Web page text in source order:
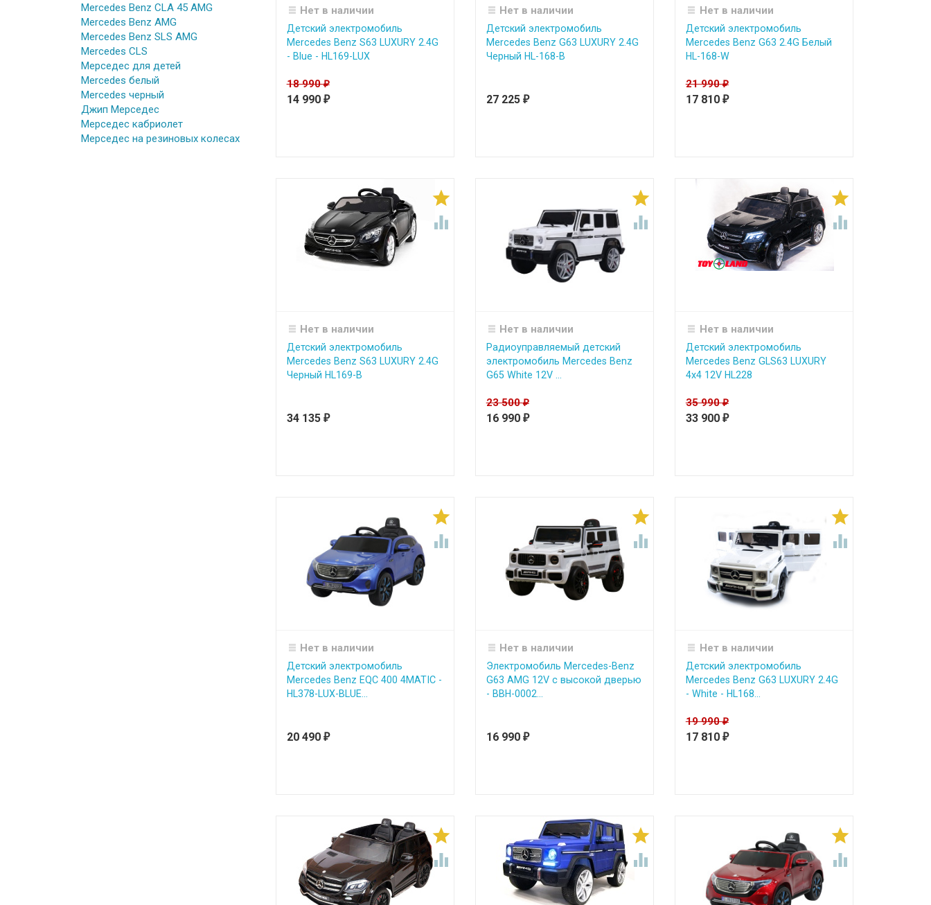
Mercedes Benz CLA 45 AMG
Mercedes Benz AMG
Mercedes Benz SLS AMG
Mercedes CLS
Мерседес для детей
Mercedes белый
Mercedes черный
Джип Мерседес
Мерседес кабриолет
Мерседес на резиновых колесах
Нет в наличии
Детский электромобиль
Mercedes Benz S63 LUXURY 2.4G
- Blue - HL169-LUX
18 990₽
14 990 ₽
Нет в наличии
Детский электромобиль
Mercedes Benz G63 LUXURY 2.4G
Черный HL-168-B
27 225 ₽
Нет в наличии
Детский электромобиль
Mercedes Benz G63 2.4G Белый
HL-168-W
21 990₽
17 810 ₽


Нет в наличии
Детский электромобиль
Mercedes Benz S63 LUXURY 2.4G
Черный HL169-B
34 135 ₽


Нет в наличии
Радиоуправляемый детский
электромобиль Mercedes Benz
G65 White 12V ...
23 500₽
16 990 ₽


Нет в наличии
Детский электромобиль
Mercedes Benz GLS63 LUXURY
4x4 12V HL228
35 990₽
33 900 ₽


Нет в наличии
Детский электромобиль
Mercedes Benz EQC 400 4MATIC -
HL378-LUX-BLUE...
20 490 ₽


Нет в наличии
Электромобиль Mercedes-Benz
G63 AMG 12V с высокой дверью
- BBH-0002...
16 990 ₽


Нет в наличии
Детский электромобиль
Mercedes Benz G63 LUXURY 2.4G
- White - HL168...
19 990₽
17 810 ₽





